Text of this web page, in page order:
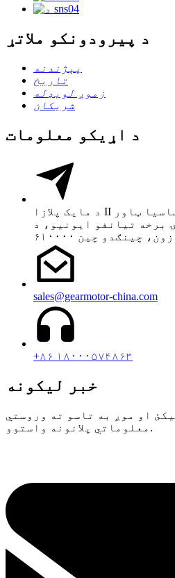
د پیرودونکو ملاتړ
پېژندنه
تاریخ
زموږ لوبډله
شریکان
د اړیکو معلومات
د مایک پلازا II د ۹۰۸ جونیر فینټاسیا ټاور B
۱۳۸۸ منځنۍ برخه تیانفو ایونیو، د
sales@gearmotor-china.com
+۸۶ ۱۸۰۰۰۵۷۴۸۶۳
خبر لیکونه
او موږ به تاسو ته وروستي
معلوماتي پلانونه واستوو.